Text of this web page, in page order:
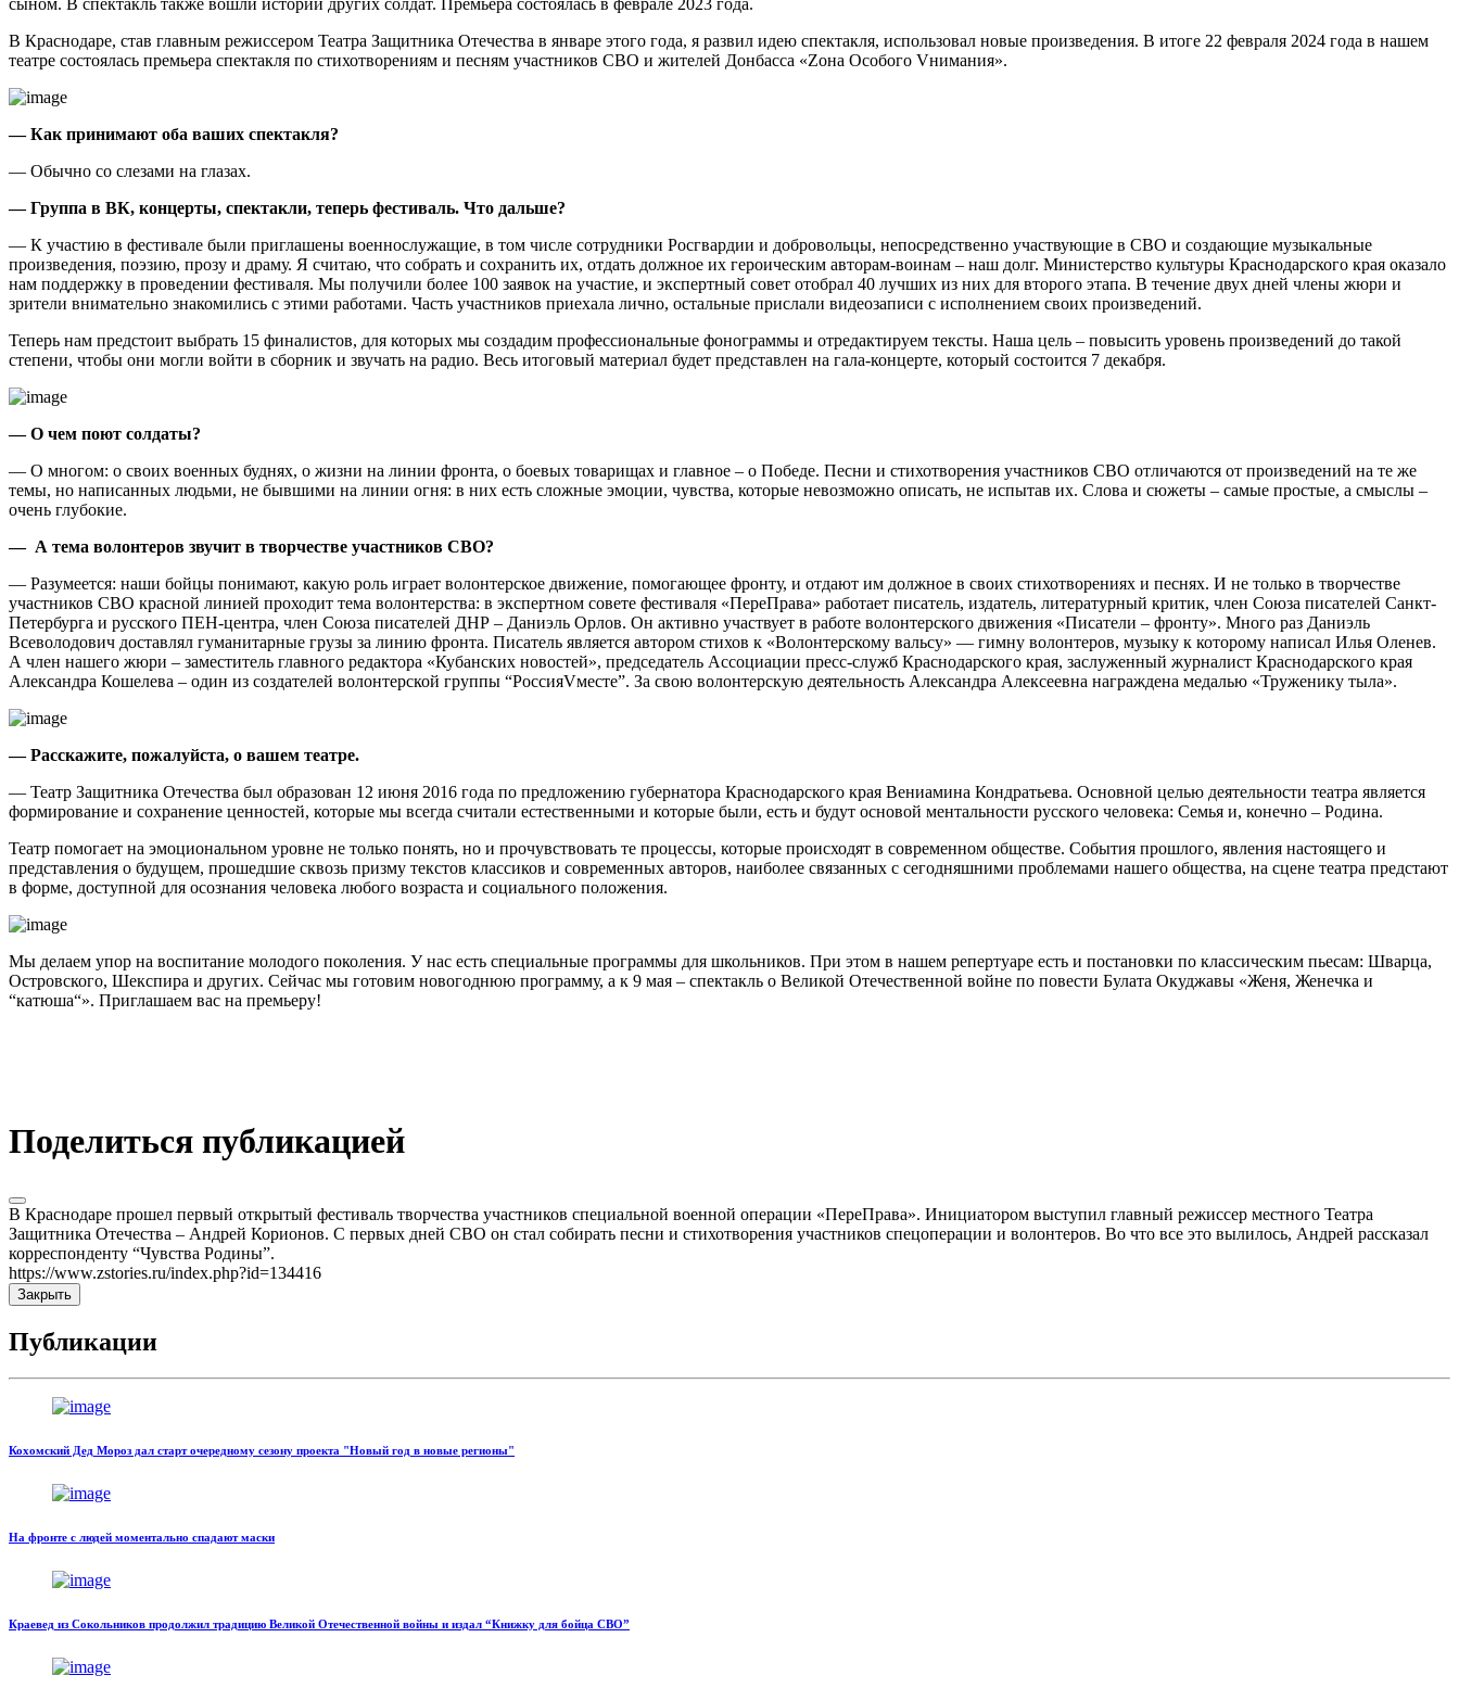
В Краснодаре, став главным режиссером Театра Защитника Отечества в январе этого года, я развил идею спектакля, использовал новые произведения. В итоге 22 февраля 2024 года в нашем
театре состоялась премьера спектакля по стихотворениям и песням участников СВО и жителей Донбасса «Zона Особого Vнимания».
— Как принимают оба ваших спектакля?
— Обычно со слезами на глазах.
— Группа в ВК, концерты, спектакли, теперь фестиваль. Что дальше?
— К участию в фестивале были приглашены военнослужащие, в том числе сотрудники Росгвардии и добровольцы, непосредственно участвующие в СВО и создающие музыкальные
произведения, поэзию, прозу и драму. Я считаю, что собрать и сохранить их, отдать должное их героическим авторам-воинам – наш долг. Министерство культуры Краснодарского края оказало
нам поддержку в проведении фестиваля. Мы получили более 100 заявок на участие, и экспертный совет отобрал 40 лучших из них для второго этапа. В течение двух дней члены жюри и
зрители внимательно знакомились с этими работами. Часть участников приехала лично, остальные прислали видеозаписи с исполнением своих произведений.
Теперь нам предстоит выбрать 15 финалистов, для которых мы создадим профессиональные фонограммы и отредактируем тексты. Наша цель – повысить уровень произведений до такой
степени, чтобы они могли войти в сборник и звучать на радио. Весь итоговый материал будет представлен на гала-концерте, который состоится 7 декабря.
— О чем поют солдаты?
— О многом: о своих военных буднях, о жизни на линии фронта, о боевых товарищах и главное – о Победе. Песни и стихотворения участников СВО отличаются от произведений на те же
темы, но написанных людьми, не бывшими на линии огня: в них есть сложные эмоции, чувства, которые невозможно описать, не испытав их. Слова и сюжеты – самые простые, а смыслы –
очень глубокие.
— А тема волонтеров звучит в творчестве участников СВО?
— Разумеется: наши бойцы понимают, какую роль играет волонтерское движение, помогающее фронту, и отдают им должное в своих стихотворениях и песнях. И не только в творчестве
участников СВО красной линией проходит тема волонтерства: в экспертном совете фестиваля «ПереПрава» работает писатель, издатель, литературный критик, член Союза писателей Санкт-
Петербурга и русского ПЕН-центра, член Союза писателей ДНР – Даниэль Орлов. Он активно участвует в работе волонтерского движения «Писатели – фронту». Много раз Даниэль
Всеволодович доставлял гуманитарные грузы за линию фронта. Писатель является автором стихов к «Волонтерскому вальсу» — гимну волонтеров, музыку к которому написал Илья Оленев.
А член нашего жюри – заместитель главного редактора «Кубанских новостей», председатель Ассоциации пресс-служб Краснодарского края, заслуженный журналист Краснодарского края
Александра Кошелева – один из создателей волонтерской группы “РоссияVместе”. За свою волонтерскую деятельность Александра Алексеевна награждена медалью «Труженику тыла».
— Расскажите, пожалуйста, о вашем театре.
— Театр Защитника Отечества был образован 12 июня 2016 года по предложению губернатора Краснодарского края Вениамина Кондратьева. Основной целью деятельности театра является
формирование и сохранение ценностей, которые мы всегда считали естественными и которые были, есть и будут основой ментальности русского человека: Семья и, конечно – Родина.
Театр помогает на эмоциональном уровне не только понять, но и прочувствовать те процессы, которые происходят в современном обществе. События прошлого, явления настоящего и
представления о будущем, прошедшие сквозь призму текстов классиков и современных авторов, наиболее связанных с сегодняшними проблемами нашего общества, на сцене театра предстают
в форме, доступной для осознания человека любого возраста и социального положения.
Мы делаем упор на воспитание молодого поколения. У нас есть специальные программы для школьников. При этом в нашем репертуаре есть и постановки по классическим пьесам: Шварца,
Островского, Шекспира и других. Сейчас мы готовим новогоднюю программу, а к 9 мая – спектакль о Великой Отечественной войне по повести Булата Окуджавы «Женя, Женечка и
“катюша“». Приглашаем вас на премьеру!
Поделиться публикацией
В Краснодаре прошел первый открытый фестиваль творчества участников специальной военной операции «ПереПрава». Инициатором выступил главный режиссер местного Театра
Защитника Отечества – Андрей Корионов. С первых дней СВО он стал собирать песни и стихотворения участников спецоперации и волонтеров. Во что все это вылилось, Андрей рассказал
корреспонденту “Чувства Родины”.
https://www.zstories.ru/index.php?id=134416
Закрыть
Публикации
Кохомский Дед Мороз дал старт очередному сезону проекта "Новый год в новые регионы"
На фронте с людей моментально спадают маски
Краевед из Сокольников продолжил традицию Великой Отечественной войны и издал “Книжку для бойца СВО”